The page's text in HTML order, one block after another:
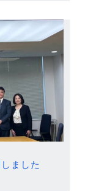
ました